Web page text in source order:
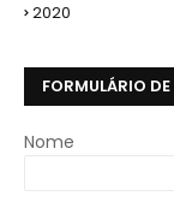
2020
FORMULÁRIO
Nome